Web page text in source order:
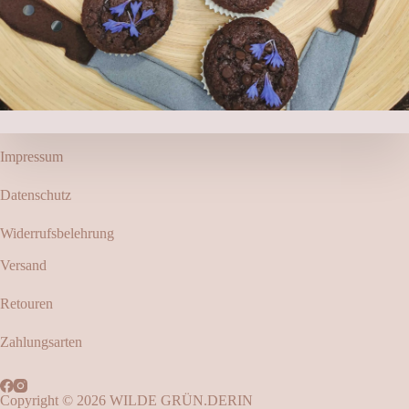
Impressum
Datenschutz
Widerrufsbelehrung
Versand
Retouren
Zahlungsarten
Copyright © 2026 WILDE GRÜN.DERIN